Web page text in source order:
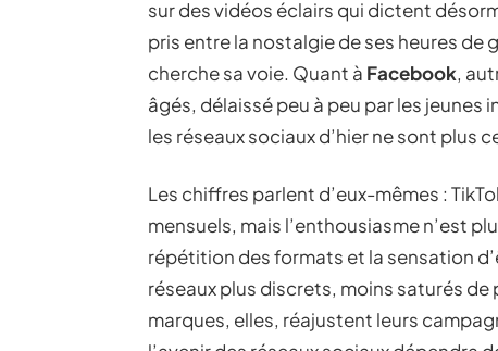
sur des vidéos éclairs qui dictent
pris entre la nostalgie de ses heures de
cherche sa voie. Quant à Facebook,
âgés, délaissé peu à peu par les
les réseaux sociaux d’hier ne sont plus
Les chiffres parlent d’eux-mêmes :
mensuels, mais l’enthousiasme n’est
répétition des formats et la sensation
réseaux plus discrets, moins saturés
marques, elles, réajustent leurs